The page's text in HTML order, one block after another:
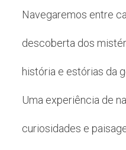
Navegaremos entre
descoberta dos
história e estórias da
Uma experiência de
curiosidades e